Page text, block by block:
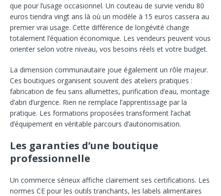
que pour l’usage occasionnel. Un couteau de survie vendu 80
euros tiendra vingt ans là où un modèle à 15 euros cassera au
premier vrai usage. Cette différence de longévité change
totalement l’équation économique. Les vendeurs peuvent vous
orienter selon votre niveau, vos besoins réels et votre budget.
La dimension communautaire joue également un rôle majeur.
Ces boutiques organisent souvent des ateliers pratiques :
fabrication de feu sans allumettes, purification d’eau, montage
d’abri d’urgence. Rien ne remplace l’apprentissage par la
pratique. Les formations proposées transforment l’achat
d’équipement en véritable parcours d’autonomisation.
Les garanties d’une boutique
professionnelle
Un commerce sérieux affiche clairement ses certifications. Les
normes CE pour les outils tranchants, les labels alimentaires